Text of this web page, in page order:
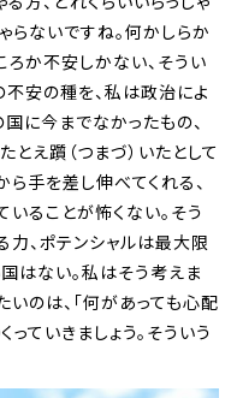
らないですね。何かしらか
ろか不安しかない、そうい
不安の種を、私は政治によ
に今までなかったもの、
え躓（つまづ）いたとして
手を差し伸べてくれる、
ることが怖くない。そう
力、ポテンシャルは最大限
はない。私はそう考えま
いのは、「何があっても心配
っていきましょう。そういう